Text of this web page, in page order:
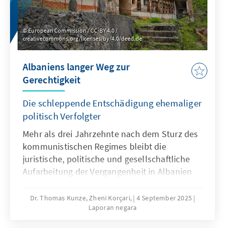
European Commission / CC-BY 4.0 /
creativecommons.org/licenses/by/4.0/deed.de
Albaniens langer Weg zur
Gerechtigkeit
Die schleppende Entschädigung ehemaliger
politisch Verfolgter
Mehr als drei Jahrzehnte nach dem Sturz des
kommunistischen Regimes bleibt die
juristische, politische und gesellschaftliche
Aufarbeitung der Vergangenheit in Albanien
zeigt sich dies im Entschädigungsprozess für
ehemalige politische Gefangene und deren
Dr. Thomas Kunze, Zheni Korçari, 4 September 2025
Laporan negara